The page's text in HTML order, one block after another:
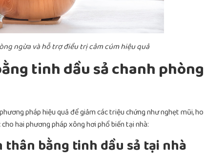
ngừa và hỗ trợ điều trị cảm cúm hiệu quả
tinh dầu sả chanh phòng
pháp hiệu quả để giảm các triệu chứng như nghẹt mũi, ho
hai phương pháp xông hơi phổ biến tại nhà:
bằng tinh dầu sả tại nhà